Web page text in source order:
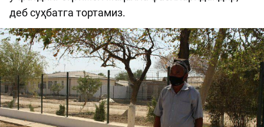
деб суҳбатга тортамиз.